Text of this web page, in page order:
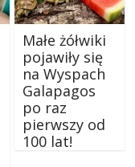
Małe żółwiki
pojawiły się
na Wyspach
Galapagos
po raz
pierwszy od
100 lat!